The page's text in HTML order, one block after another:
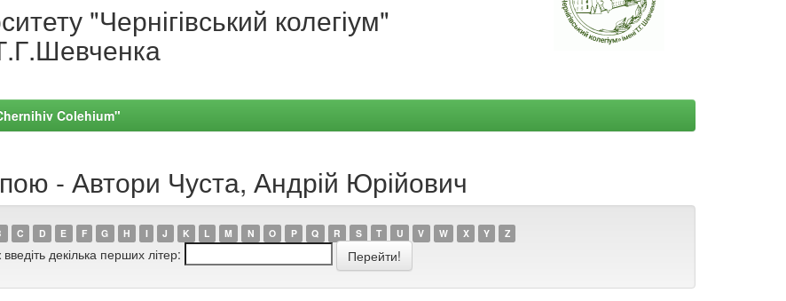
"Чернігівський колегіум"
Colehium"
- Автори Чуста, Андрій Юрійович
C D E F G H I J K L M N O P Q R S T U V W X Y Z
декілька перших літер: